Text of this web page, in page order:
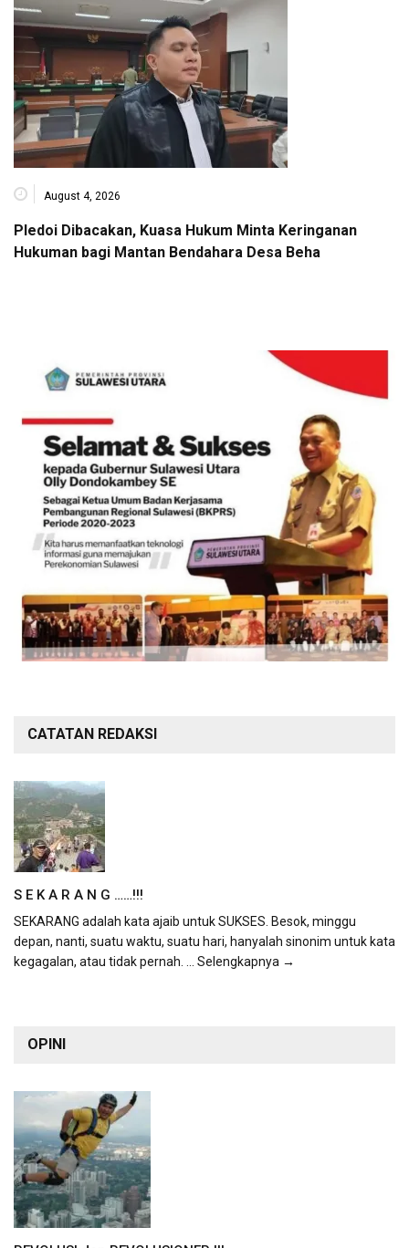
August 4, 2026
Pledoi Dibacakan, Kuasa Hukum Minta Keringanan
Hukuman bagi Mantan Bendahara Desa Beha
CATATAN REDAKSI
S E K A R A N G ……!!!
SEKARANG adalah kata ajaib untuk SUKSES. Besok, minggu
depan, nanti, suatu waktu, suatu hari, hanyalah sinonim untuk kata
kegagalan, atau tidak pernah. ... Selengkapnya →
OPINI